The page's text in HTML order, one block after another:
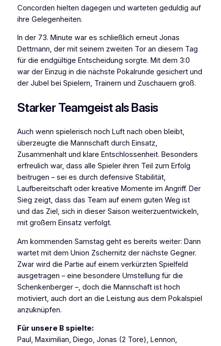
Concorden hielten dagegen und warteten geduldig auf
ihre Gelegenheiten.
In der 73. Minute war es schließlich erneut Jonas
Dettmann, der mit seinem zweiten Tor an diesem Tag
für die endgültige Entscheidung sorgte. Mit dem 3:0
war der Einzug in die nächste Pokalrunde gesichert und
der Jubel bei Spielern, Trainern und Zuschauern groß.
Starker Teamgeist als Basis
Auch wenn spielerisch noch Luft nach oben bleibt,
überzeugte die Mannschaft durch Einsatz,
Zusammenhalt und klare Entschlossenheit. Besonders
erfreulich war, dass alle Spieler ihren Teil zum Erfolg
beitrugen – sei es durch defensive Stabilität,
Laufbereitschaft oder kreative Momente im Angriff. Der
Sieg zeigt, dass das Team auf einem guten Weg ist
und das Ziel, sich in dieser Saison weiterzuentwickeln,
mit großem Einsatz verfolgt.
Am kommenden Samstag geht es bereits weiter: Dann
wartet mit dem Union Zschernitz der nächste Gegner.
Zwar wird die Partie auf einem verkürzten Spielfeld
ausgetragen – eine besondere Umstellung für die
Schenkenberger –, doch die Mannschaft ist hoch
motiviert, auch dort an die Leistung aus dem Pokalspiel
anzuknüpfen.
Für unsere B spielte:
Paul, Maximilian, Diego, Jonas (2 Tore), Lennon,